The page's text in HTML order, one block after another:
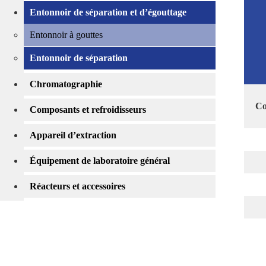
Entonnoir de séparation et d’égouttage
Entonnoir à gouttes
Entonnoir de séparation
Chromatographie
Composants et refroidisseurs
Appareil d’extraction
Équipement de laboratoire général
Réacteurs et accessoires